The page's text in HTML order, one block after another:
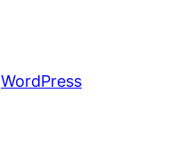
WordPress